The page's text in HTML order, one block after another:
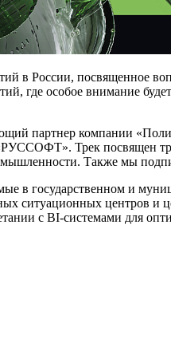
в России, посвященное
где особое внимание
партнер компании
Трек посвящен
Также мы
в государственном и
ситуационных центров и
с BI-системами для